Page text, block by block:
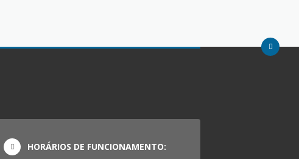
HORÁRIOS DE FUNCIONAMENTO: